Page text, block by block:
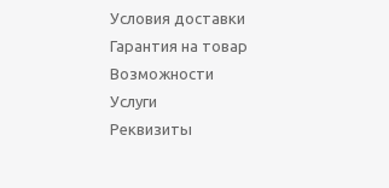
Условия доставки
Гарантия на товар
Возможности
Услуги
Реквизиты